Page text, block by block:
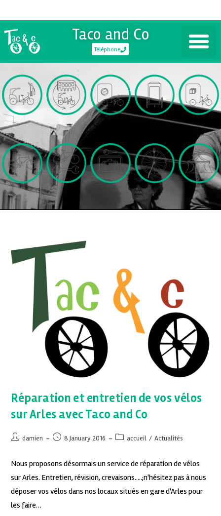
Taco and Co
Téléphone
Réparation et entretien de vos vélos
sur Arles avec Taco and Co
damien 8 January 2016 accueil / Actualités
Nous proposons désormais un service de réparation de vélos
sur Arles. Entretien, révision, crevaisons.....;n'hésitez pas à nous
déposer vos vélos dans nos locaux situés en gare d'Arles pour
les faire…